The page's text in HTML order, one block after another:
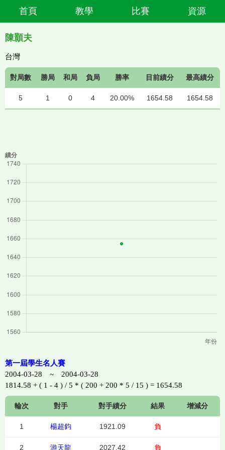
首頁 教學 比賽 資源
陳顥夫
台灣
對局數 勝局 和局 負局 勝率 目前績分 最高績分
5 1 0 4 20.00% 1654.58 1654.58
第一屆學生名人賽
2004-03-28 ~ 2004-03-28
1814.58 + ( 1 - 4 ) / 5 * ( 200 + 200 * 5 / 15 ) = 1654.58
輪次 對手 對手績分 結果 增減分
1 楊超鈞 1921.09 負
2 游天龍 2027.42 負